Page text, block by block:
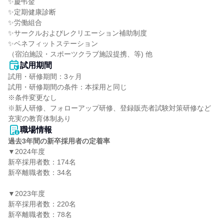
✨定期健康診断
✨労働組合
✨サークルおよびレクリエーション補助制度
✨ベネフィットステーション
（宿泊施設・スポーツクラブ施設提携、等) 他
試用期間
試用・研修期間：3ヶ月
試用・研修期間の条件：本採用と同じ
※条件変更なし
※新人研修、フォローアップ研修、登録販売者試験対策研修など
職場情報
過去3年間の新卒採用者の定着率
▼2024年度
新卒採用者数：174名
新卒離職者数：34名
▼2023年度
新卒採用者数：220名
新卒離職者数：78名